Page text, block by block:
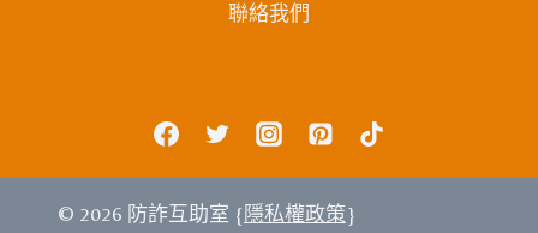
聯絡我們
© 2026 防詐互助室 { 隱私權政策}